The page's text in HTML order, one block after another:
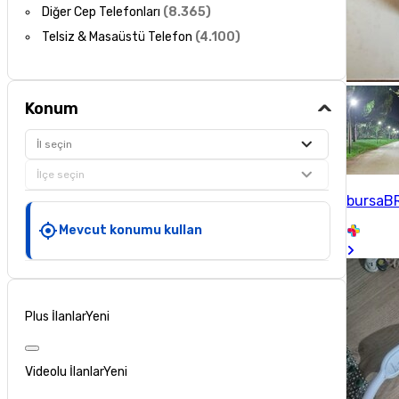
Diğer Cep Telefonları (8.365)
Telsiz & Masaüstü Telefon (4.100)
Konum
İl seçin
İlçe seçin
Mevcut konumu kullan
Plus İlanlarYeni
Videolu İlanlarYeni